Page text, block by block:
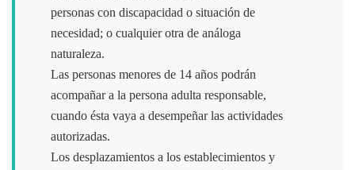
personas con discapacidad o situación de
necesidad; o cualquier otra de análoga
naturaleza.
Las personas menores de 14 años podrán
acompañar a la persona adulta responsable,
cuando ésta vaya a desempeñar las actividades
autorizadas.
Los desplazamientos a los establecimientos y